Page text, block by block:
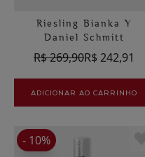
Riesling Bianka Y
Daniel Schmitt
R$ 269,90R$ 242,91
ADICIONAR AO CARRINHO
- 10%